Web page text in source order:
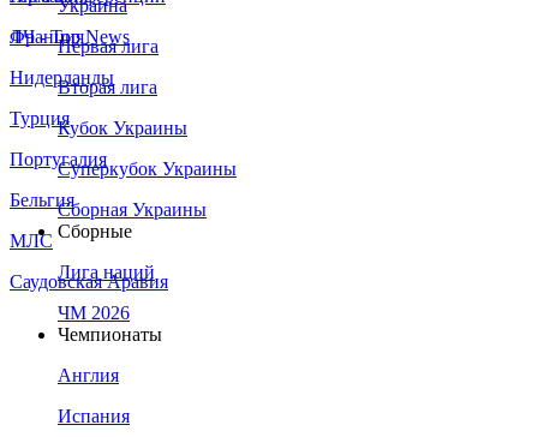
Франция
Нидерланды
Турция
Португалия
Бельгия
МЛС
Саудовская Аравия
ЛЧ - Top News
Украина
Первая лига
Вторая лига
Кубок Украины
Суперкубок Украины
Сборная Украины
Сборные
Лига наций
ЧМ 2026
Чемпионаты
Англия
Испания